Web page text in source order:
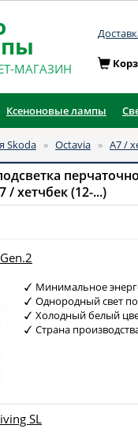
МАГАЗИН
Ксеноновые лампы
Skoda » Octavia » A7 /
/ хетчбек (12-...)
Минимальное
Однородный свет
Холодный белый
Страна
SL